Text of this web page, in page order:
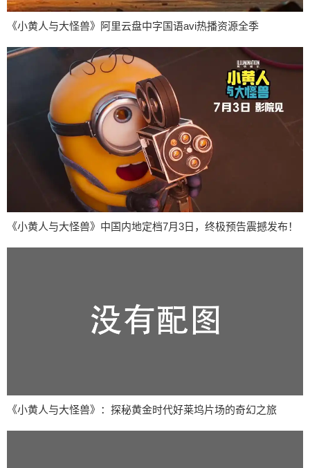
《小黄人与大怪兽》阿里云盘中字国语avi热播资源全季
《小黄人与大怪兽》中国内地定档7月3日，终极预告震撼发布！
《小黄人与大怪兽》：探秘黄金时代好莱坞片场的奇幻之旅